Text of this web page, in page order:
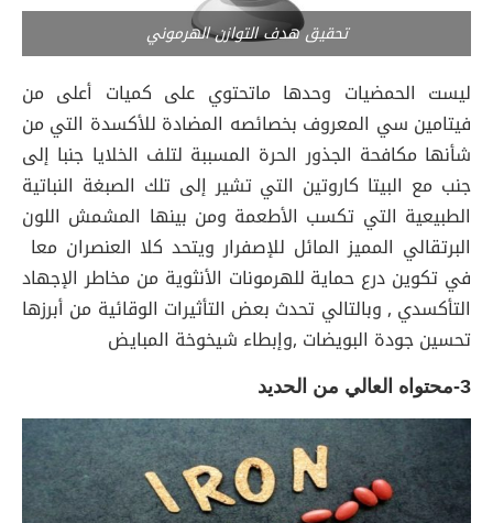
تحقيق هدف التوازن الهرموني
ليست الحمضيات وحدها ماتحتوي على كميات أعلى من
فيتامين سي المعروف بخصائصه المضادة للأكسدة التي من
شأنها مكافحة الجذور الحرة المسببة لتلف الخلايا جنبا إلى
جنب مع البيتا كاروتين التي تشير إلى تلك الصبغة النباتية
الطبيعية التي تكسب الأطعمة ومن بينها المشمش اللون
البرتقالي المميز المائل للإصفرار ويتحد كلا العنصران معا
في تكوين درع حماية للهرمونات الأنثوية من مخاطر الإجهاد
التأكسدي , وبالتالي تحدث بعض التأثيرات الوقائية من أبرزها
تحسين جودة البويضات ,وإبطاء شيخوخة المبايض
3-محتواه العالي من الحديد